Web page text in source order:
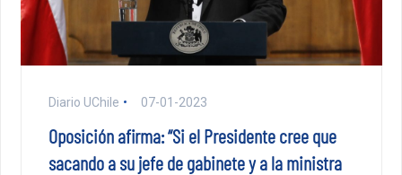
Diario UChile 07-01-2023
Oposición afirma: “Si el Presidente cree que
sacando a su jefe de gabinete y a la ministra